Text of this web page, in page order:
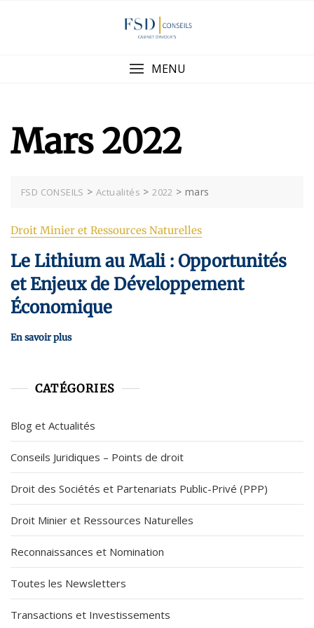
MENU
Mars 2022
FSD CONSEILS >Actualités > 2022 >mars
Droit Minier et Ressources Naturelles
Le Lithium au Mali : Opportunités
et Enjeux de Développement
Économique
En savoir plus
CATÉGORIES
Blog et Actualités
Conseils Juridiques – Points de droit
Droit des Sociétés et Partenariats Public-Privé (PPP)
Droit Minier et Ressources Naturelles
Reconnaissances et Nomination
Toutes les Newsletters
Transactions et Investissements